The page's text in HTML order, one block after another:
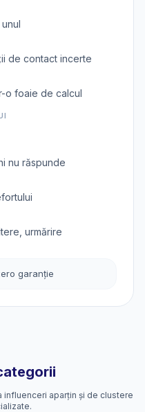
de contact incerte
o foaie de calcul
nu răspunde
urmărire
garanție
influenceri aparțin și de clustere